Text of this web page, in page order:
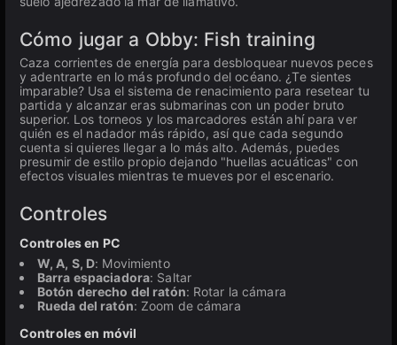
Cómo jugar a Obby: Fish training
Caza corrientes de energía para desbloquear nuevos peces
y adentrarte en lo más profundo del océano. ¿Te sientes
imparable? Usa el sistema de renacimiento para resetear tu
partida y alcanzar eras submarinas con un poder bruto
superior. Los torneos y los marcadores están ahí para ver
quién es el nadador más rápido, así que cada segundo
cuenta si quieres llegar a lo más alto. Además, puedes
presumir de estilo propio dejando "huellas acuáticas" con
efectos visuales mientras te mueves por el escenario.
Controles
Controles en PC
W, A, S, D: Movimiento
Barra espaciadora: Saltar
Botón derecho del ratón: Rotar la cámara
Rueda del ratón: Zoom de cámara
Controles en móvil